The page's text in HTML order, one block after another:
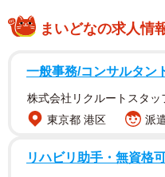
まいどなの求人情
一般事務/コンサルタン
株式会社リクルートスタッ
東京都 港区
派
リハビリ助手・無資格